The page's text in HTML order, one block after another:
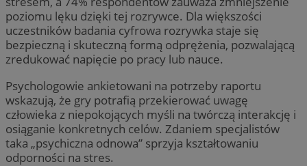
poziomu lęku dzięki tej rozrywce. Dla większości
uczestników badania cyfrowa rozrywka staje się
bezpieczną i skuteczną formą odprężenia, pozwalającą
zredukować napięcie po pracy lub nauce.
Psychologowie ankietowani na potrzeby raportu
wskazują, że gry potrafią przekierować uwagę
człowieka z niepokojących myśli na twórczą interakcję i
osiąganie konkretnych celów. Zdaniem specjalistów
taka „psychiczna odnowa” sprzyja kształtowaniu
odporności na stres.